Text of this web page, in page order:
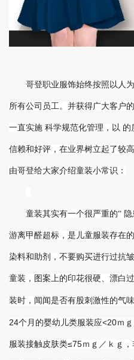
哥登职业服饰始终按照以人
所有公司员工。并获得广大客户
一直实施 科学规范化管理，以
信赖和好评，在业界树立起了较
由哥登给大家介绍童装小常识：
童装其实有一个很严重的“
游离甲醛超标，是儿童服装存在
染料和助剂，不要购买进行过抗
童装，图案上的印花很硬、漂白
装时，闻闻是否有股刺激性的气
24个月的婴幼儿类服装应<20ｍ
服装接触皮肤类≤75ｍｇ／ｋｇ